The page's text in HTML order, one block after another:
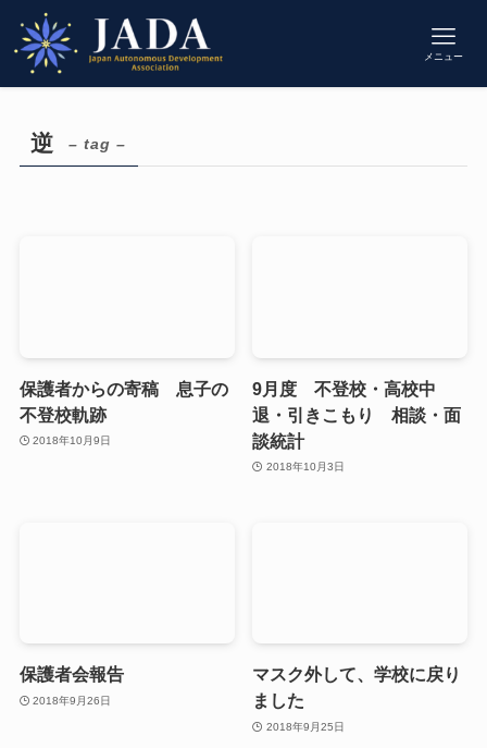
メニュー
逆 – tag –
保護者からの寄稿 息子の
不登校軌跡
2018年10月9日
9月度 不登校・高校中
退・引きこもり 相談・面
談統計
2018年10月3日
保護者会報告
2018年9月26日
マスク外して、学校に戻り
ました
2018年9月25日